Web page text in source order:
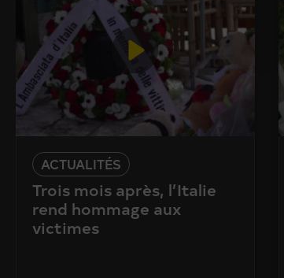
ACTUALITÉS
Trois mois après, l’Italie
rend hommage aux
victimes